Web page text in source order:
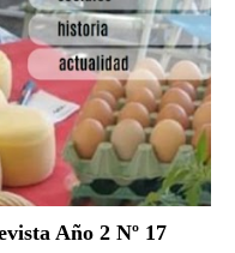
Año 2 Nº 17